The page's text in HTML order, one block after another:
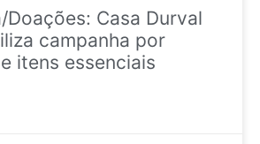
Doações: Casa Durval
campanha por
itens essenciais